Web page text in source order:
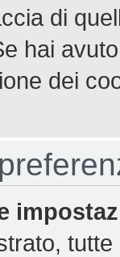
di
hai
dei